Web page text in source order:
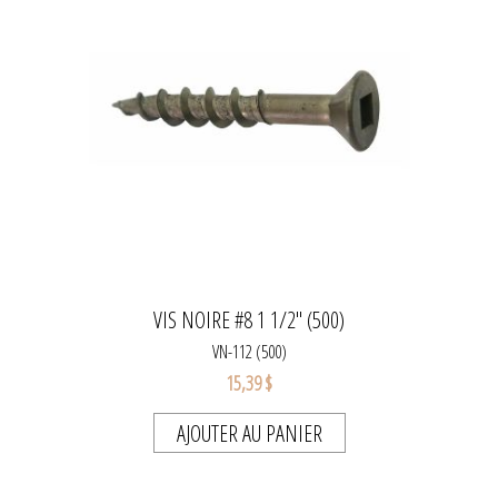
VIS NOIRE #8 1 1/2" (500)
VN-112 (500)
15,39 $
AJOUTER AU PANIER